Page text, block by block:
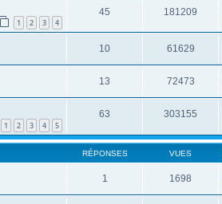
1 2 3 4
45 181209
10 61629
13 72473
1 2 3 4 5
63 303155
RÉPONSES VUES
1 1698